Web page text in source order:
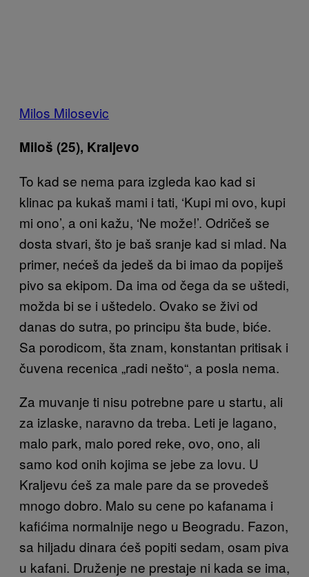
Milos Milosevic
Miloš (25), Kraljevo
To kad se nema para izgleda kao kad si
klinac pa kukaš mami i tati, ‘Kupi mi ovo, kupi
mi ono’, a oni kažu, ‘Ne može!’. Odričeš se
dosta stvari, što je baš sranje kad si mlad. Na
primer, nećeš da jedeš da bi imao da popiješ
pivo sa ekipom. Da ima od čega da se uštedi,
možda bi se i uštedelo. Ovako se živi od
danas do sutra, po principu šta bude, biće.
Sa porodicom, šta znam, konstantan pritisak i
čuvena recenica „radi nešto“, a posla nema.
Za muvanje ti nisu potrebne pare u startu, ali
za izlaske, naravno da treba. Leti je lagano,
malo park, malo pored reke, ovo, ono, ali
samo kod onih kojima se jebe za lovu. U
Kraljevu ćeš za male pare da se provedeš
mnogo dobro. Malo su cene po kafanama i
kafićima normalnije nego u Beogradu. Fazon,
sa hiljadu dinara ćeš popiti sedam, osam piva
u kafani. Druženje ne prestaje ni kada se ima,